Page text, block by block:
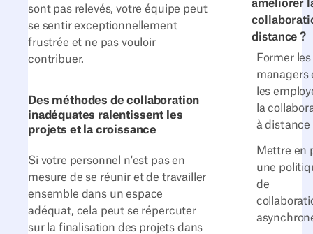
améliorer
distance ?
Former les
managers
les
la
à distance
Mettre en
une
de
sont pas relevés, votre équipe peut
se sentir exceptionnellement
frustrée et ne pas vouloir
contribuer.
Des méthodes de collaboration
inadéquates ralentissent les
projets et la croissance
Si votre personnel n'est pas en
mesure de se réunir et de travailler
ensemble dans un espace
adéquat, cela peut se répercuter
sur la finalisation des projets dans